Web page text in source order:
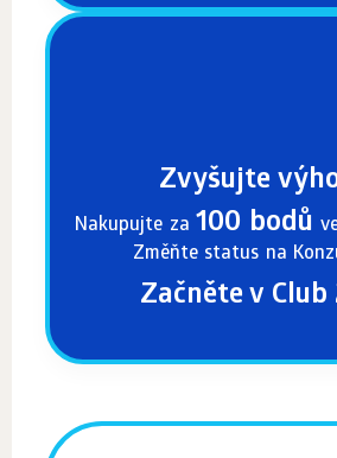
Zvyšujte
Nakupujte za 100 bodů
Změňte status na
Začněte v Club